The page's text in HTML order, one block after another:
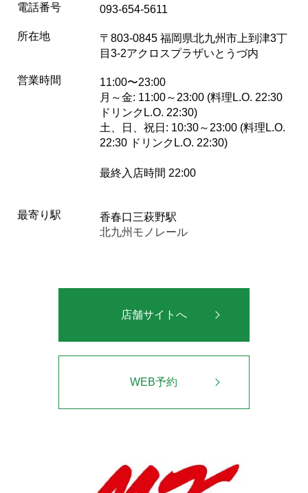
電話番号 093-654-5611
所在地
〒803-0845 福岡県北九州市上到津3丁
目3-2アクロスプラザいとうづ内
営業時間
11:00〜23:00
月～金: 11:00～23:00 (料理L.O. 22:30
ドリンクL.O. 22:30)
土、日、祝日: 10:30～23:00 (料理L.O.
22:30 ドリンクL.O. 22:30)
最終入店時間 22:00
最寄り駅
香春口三萩野駅
北九州モノレール
店舗サイトへ
WEB予約